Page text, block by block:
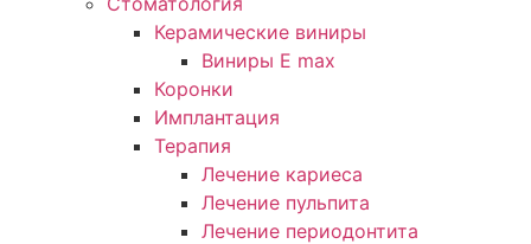
Керамические виниры
Виниры E max
Коронки
Имплантация
Терапия
Лечение кариеса
Лечение пульпита
Лечение периодонтита